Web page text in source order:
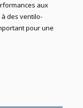
aux
des ventilo-
pour une